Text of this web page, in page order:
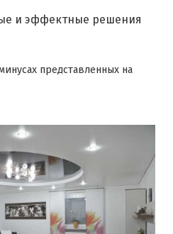
и эффектные решения
представленных на